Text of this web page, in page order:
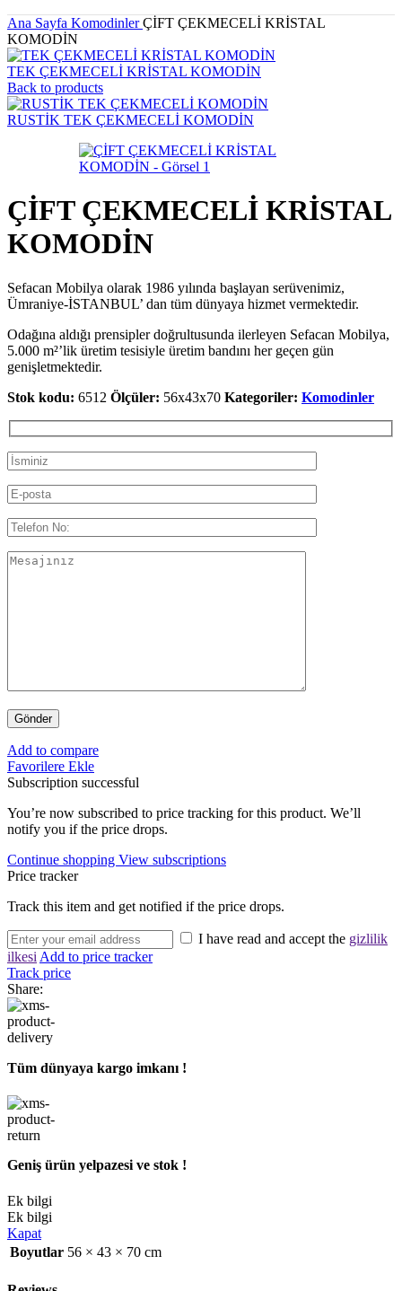
Ana Sayfa KomodinlerÇİFT ÇEKMECELİ KRİSTAL
KOMODİN
TEK ÇEKMECELİ KRİSTAL KOMODİN
Back to products
RUSTİK TEK ÇEKMECELİ KOMODİN
ÇİFT ÇEKMECELİ KRİSTAL
KOMODİN
Sefacan Mobilya olarak 1986 yılında başlayan serüvenimiz,
Ümraniye-İSTANBUL’ dan tüm dünyaya hizmet vermektedir.
Odağına aldığı prensipler doğrultusunda ilerleyen Sefacan Mobilya,
5.000 m²’lik üretim tesisiyle üretim bandını her geçen gün
genişletmektedir.
Stok kodu: 6512 Ölçüler: 56x43x70 Kategoriler: Komodinler
Add to compare
Favorilere Ekle
Subscription successful
You’re now subscribed to price tracking for this product. We’ll
notify you if the price drops.
Continue shopping View subscriptions
Price tracker
Track this item and get notified if the price drops.
I have read and accept the gizlilik
ilkesiAdd to price tracker
Track price
Share:
Tüm dünyaya kargo imkanı !
Geniş ürün yelpazesi ve stok !
Ek bilgi
Ek bilgi
Kapat
Boyutlar 56 × 43 × 70 cm